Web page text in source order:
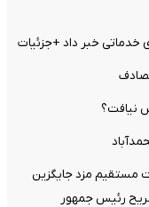
خدماتی خبر داد +جزئیات
نیافت؟
مستقیم مزد جایگزین
رئیس جمهور